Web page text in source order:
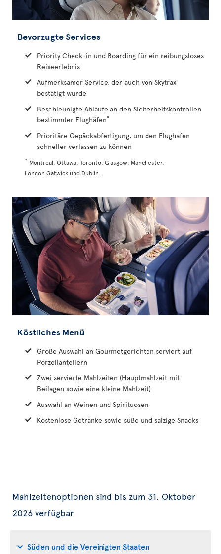
Bevorzugte Services
Priority Check-in und Boarding für ein reibungsloses
Reiseerlebnis
Aufmerksamer Service, der auch von Skytrax
bestätigt wurde
Beschleunigte Abläufe an den Sicherheitskontrollen
bestimmter Flughäfen*
Prioritäre Gepäckabfertigung, um den Flughafen
schneller verlassen zu können
* Montreal, Ottawa, Toronto, Glasgow, Manchester,
London Gatwick und Dublin.
Köstliches Menü
Große Auswahl an Gourmetgerichten serviert auf
Porzellantellern
Zwei servierte Mahlzeiten (Hauptmahlzeit mit
Beilagen sowie eine kleine Mahlzeit)
Auswahl an Weinen und Spirituosen
Kostenlose Getränke sowie süße und salzige Snacks
Mahlzeitenoptionen sind bis zum 31. Oktober
2026 verfügbar
Süden und die Vereinigten Staaten